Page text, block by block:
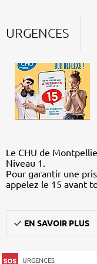
URGENCES
Le CHU de
Niveau 1.
Pour garantir une
appelez le 15 avant
EN SAVOIR PLUS
URGENCES